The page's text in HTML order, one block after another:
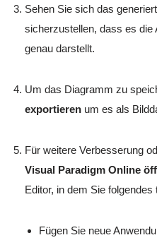
Sehen Sie sich das
sicherzustellen, dass es
genau darstellt.
Um das Diagramm zu
exportieren um es als
Für weitere Verbesserung
Visual Paradigm Online
Editor, in dem Sie folgendes
Fügen Sie neue